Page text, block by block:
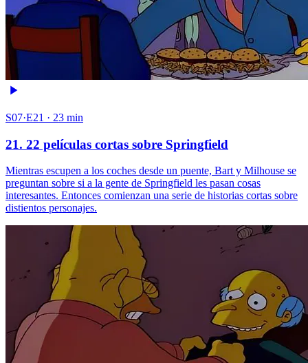
S07·E21 · 23 min
21. 22 películas cortas sobre Springfield
Mientras escupen a los coches desde un puente, Bart y Milhouse se
preguntan sobre si a la gente de Springfield les pasan cosas
interesantes. Entonces comienzan una serie de historias cortas sobre
distientos personajes.